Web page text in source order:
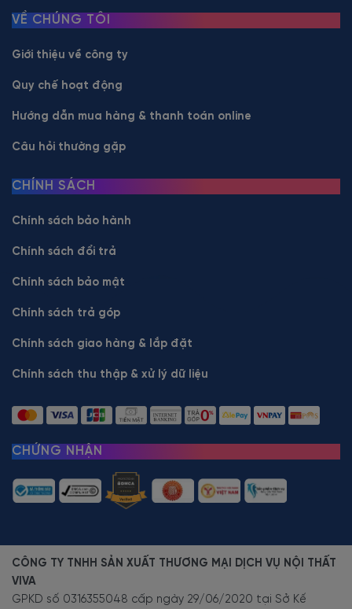
VỀ CHÚNG TÔI
Giới thiệu về công ty
Quy chế hoạt động
Hướng dẫn mua hàng & thanh toán online
Câu hỏi thường gặp
CHÍNH SÁCH
Chính sách bảo hành
Chính sách đổi trả
Chính sách bảo mật
Chính sách trả góp
Chính sách giao hàng & lắp đặt
Chính sách thu thập & xử lý dữ liệu
CHỨNG NHẬN
CÔNG TY TNHH SẢN XUẤT THƯƠNG MẠI DỊCH VỤ NỘI THẤT
VIVA
GPKD số 0316355048 cấp ngày 29/06/2020 tại Sở Kế